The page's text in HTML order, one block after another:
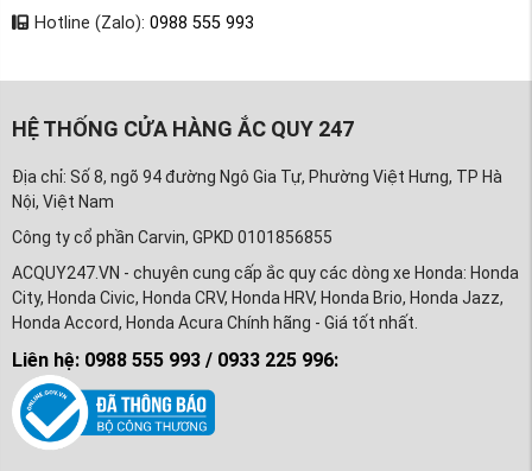
Hotline (Zalo): 0988 555 993
HỆ THỐNG CỬA HÀNG ẮC QUY 247
Địa chỉ: Số 8, ngõ 94 đường Ngô Gia Tự, Phường Việt Hưng, TP Hà
Nội, Việt Nam
Công ty cổ phần Carvin, GPKD 0101856855
ACQUY247.VN - chuyên cung cấp ắc quy các dòng xe Honda: Honda
City, Honda Civic, Honda CRV, Honda HRV, Honda Brio, Honda Jazz,
Honda Accord, Honda Acura Chính hãng - Giá tốt nhất.
Liên hệ: 0988 555 993 / 0933 225 996: